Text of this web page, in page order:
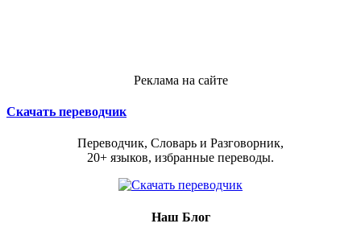
Реклама на сайте
Скачать переводчик
Переводчик, Словарь и Разговорник,
20+ языков, избранные переводы.
Наш Блог